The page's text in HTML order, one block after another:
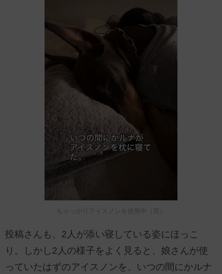
ちゃっかりアイスノンを使用中（笑）
投稿さんも、2人が添い寝している姿にほっこ
り。しかし2人の様子をよく見ると、娘さんが使
っていたはずのアイスノンを、いつの間にかルナ